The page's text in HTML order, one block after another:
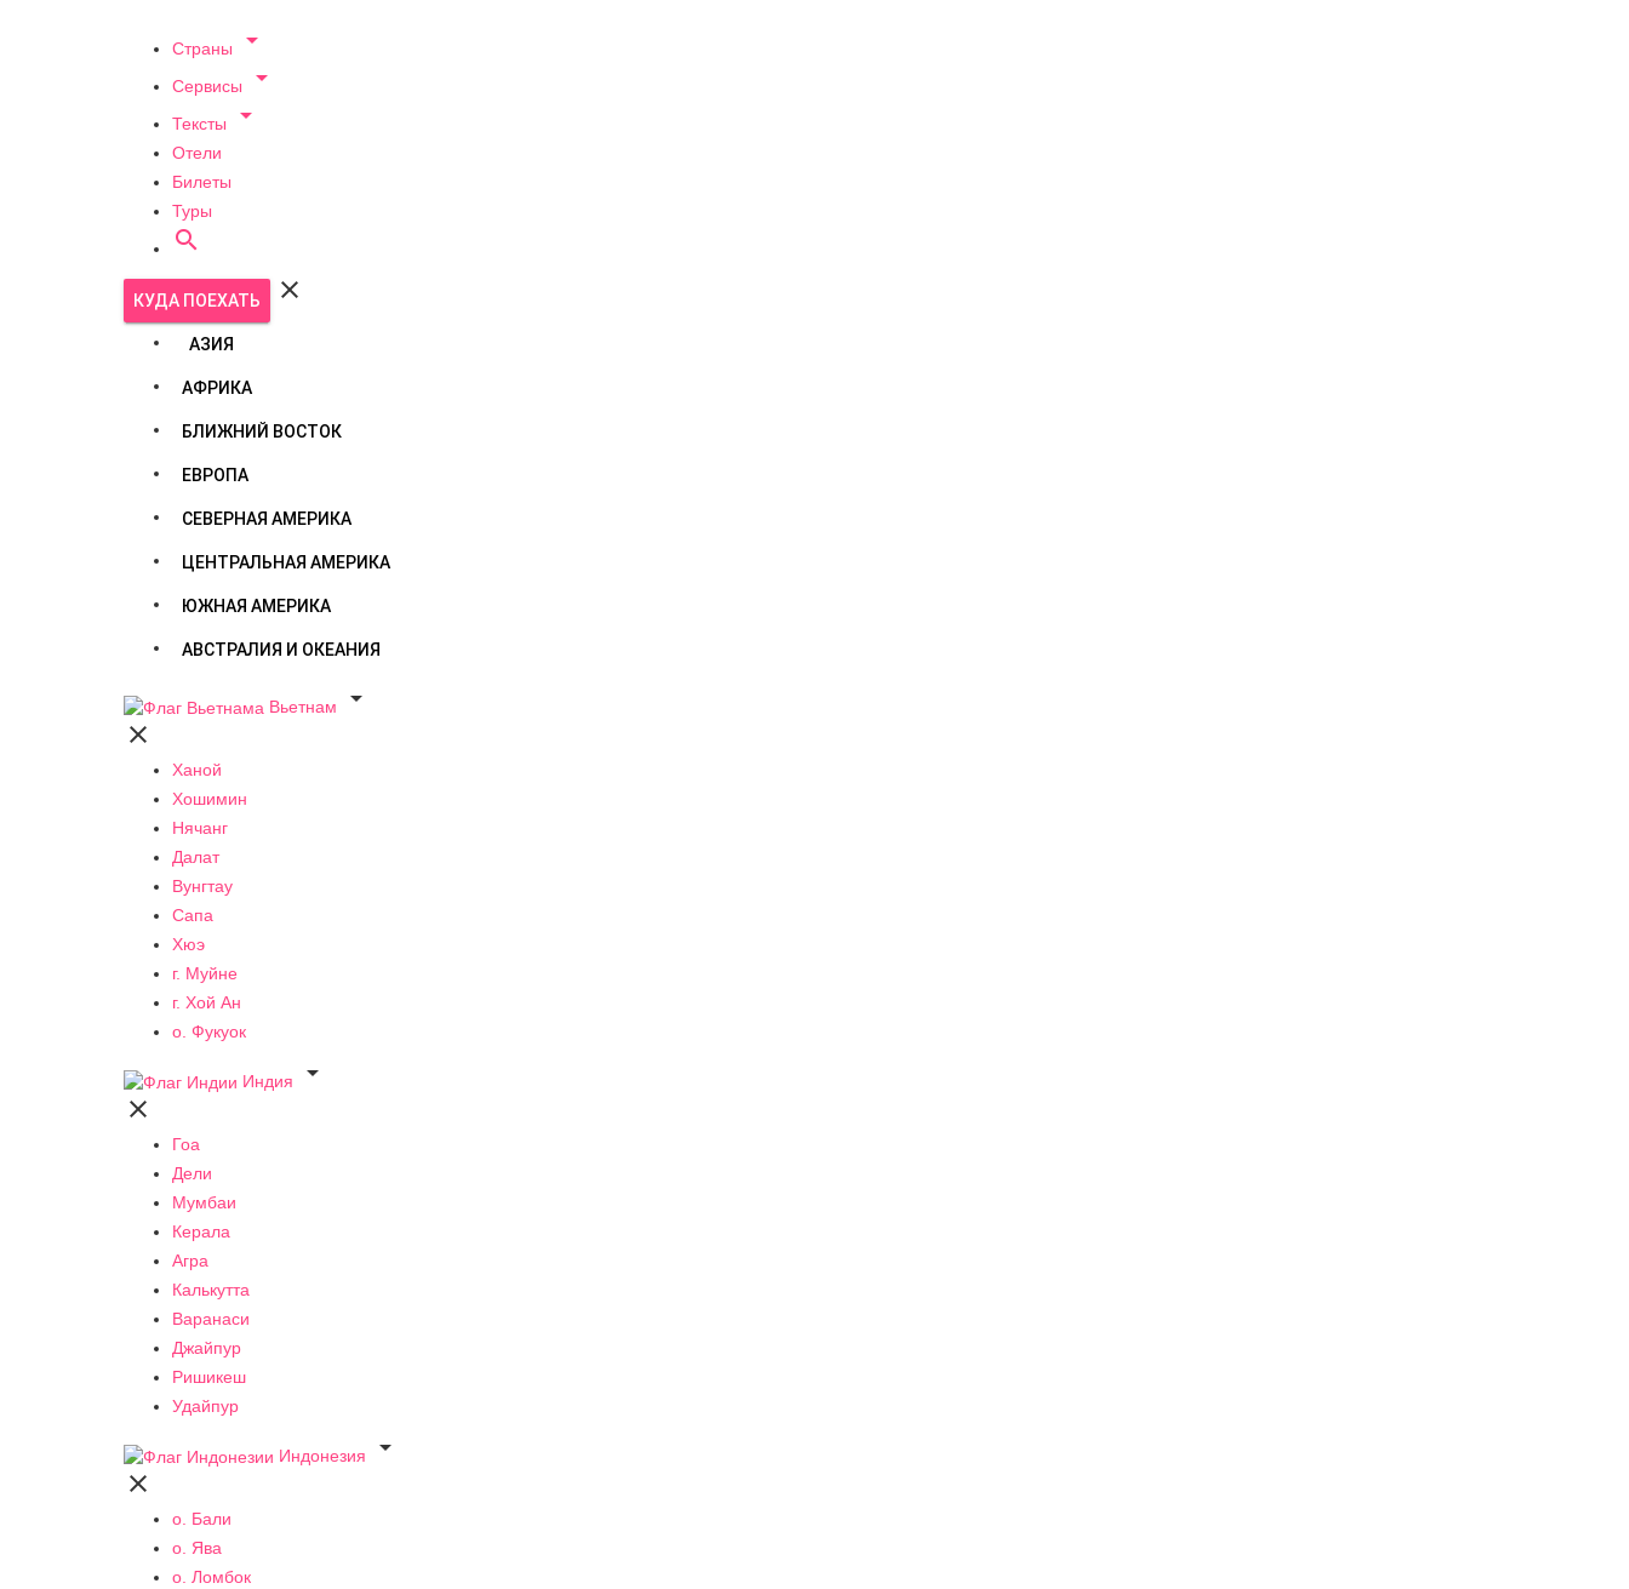
Страны 
Сервисы 
Тексты 
Отели
Билеты
Туры

КУДА ПОЕХАТЬ 
АЗИЯ
АФРИКА
БЛИЖНИЙ ВОСТОК
ЕВРОПА
СЕВЕРНАЯ АМЕРИКА
ЦЕНТРАЛЬНАЯ АМЕРИКА
ЮЖНАЯ АМЕРИКА
АВСТРАЛИЯ И ОКЕАНИЯ
Вьетнам


Ханой
Хошимин
Нячанг
Далат
Вунгтау
Сапа
Хюэ
г. Муйне
г. Хой Ан
о. Фукуок
Индия


Гоа
Дели
Мумбаи
Керала
Агра
Калькутта
Варанаси
Джайпур
Ришикеш
Удайпур
Индонезия


о. Бали
о. Ява
о. Ломбок